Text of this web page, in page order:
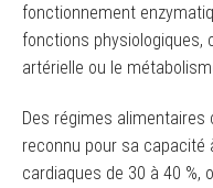
fonctionnement
fonctions physiologiques,
artérielle ou le
Des régimes
reconnu pour sa capacité
cardiaques de 30 à 40 %,